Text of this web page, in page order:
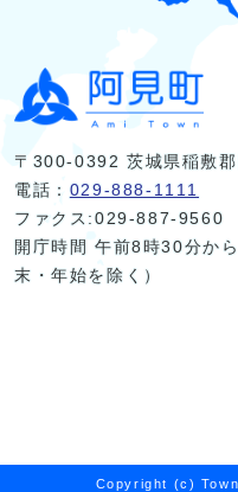
〒300-0392 茨城県稲敷
電話： 029-888-1111
ファクス:029-887-9560
開庁時間 午前8時30分か
末・年始を除く）
Copyright (c)